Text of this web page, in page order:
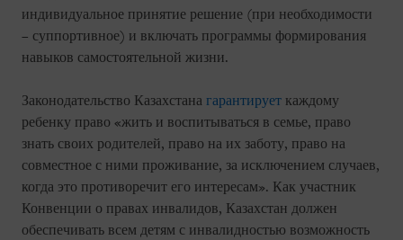
индивидуальное принятие решение (при необходимости
– суппортивное) и включать программы формирования
навыков самостоятельной жизни.
Законодательство Казахстана гарантирует каждому
ребенку право «жить и воспитываться в семье, право
знать своих родителей, право на их заботу, право на
совместное с ними проживание, за исключением случаев,
когда это противоречит его интересам». Как участник
Конвенции о правах инвалидов, Казахстан должен
обеспечивать всем детям с инвалидностью возможность